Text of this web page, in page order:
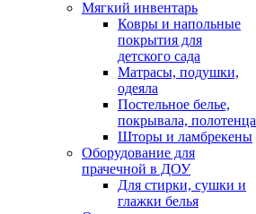
Мягкий инвентарь
Ковры и напольные
покрытия для
детского сада
Матрасы, подушки,
одеяла
Постельное белье,
покрывала, полотенца
Шторы и ламбрекены
Оборудование для
прачечной в ДОУ
Для стирки, сушки и
глажки белья